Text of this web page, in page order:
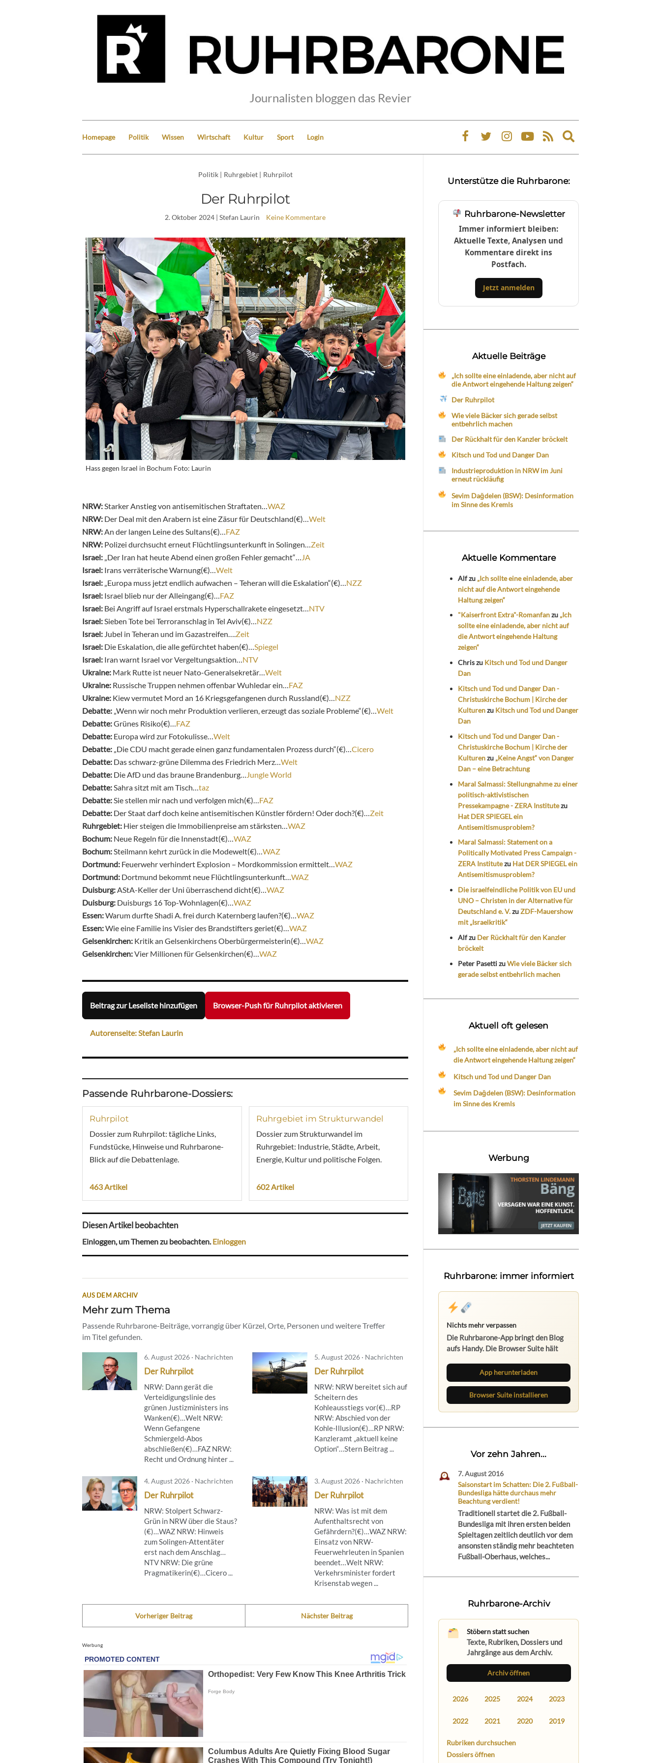
Journalisten bloggen das Revier
Homepage Politik Wissen Wirtschaft Kultur Sport Login
Expand
search
Politik | Ruhrgebiet | Ruhrpilot
Der Ruhrpilot
2. Oktober 2024 | Stefan Laurin Keine Kommentare
Hass gegen Israel in Bochum Foto: Laurin
NRW: Starker Anstieg von antisemitischen Straftaten… WAZ
NRW: Der Deal mit den Arabern ist eine Zäsur für Deutschland(€)… Welt
NRW: An der langen Leine des Sultans(€)… FAZ
NRW: Polizei durchsucht erneut Flüchtlingsunterkunft in Solingen… Zeit
Israel: „Der Iran hat heute Abend einen großen Fehler gemacht“…
JA
Israel: Irans verräterische Warnung(€)… Welt
Israel: „Europa muss jetzt endlich aufwachen – Teheran will die Eskalation“(€)… NZZ
Israel: Israel blieb nur der Alleingang(€)… FAZ
Israel: Bei Angriff auf Israel erstmals Hyperschallrakete eingesetzt… NTV
Israel: Sieben Tote bei Terroranschlag in Tel Aviv(€)… NZZ
Israel: Jubel in Teheran und im Gazastreifen…. Zeit
Israel: Die Eskalation, die alle gefürchtet haben(€)… Spiegel
Israel: Iran warnt Israel vor Vergeltungsaktion… NTV
Ukraine: Mark Rutte ist neuer Nato-Generalsekretär… Welt
Ukraine: Russische Truppen nehmen offenbar Wuhledar ein… FAZ
Ukraine: Kiew vermutet Mord an 16 Kriegsgefangenen durch Russland(€)… NZZ
Debatte: „Wenn wir noch mehr Produktion verlieren, erzeugt das soziale Probleme“(€)… Welt
Debatte:Grünes Risiko(€)… FAZ
Debatte: Europa wird zur Fotokulisse… Welt
Debatte: „Die CDU macht gerade einen ganz fundamentalen Prozess durch“(€)… Cicero
Debatte: Das schwarz-grüne Dilemma des Friedrich Merz… Welt
Debatte: Die AfD und das braune Brandenburg…
Jungle World
Debatte: Sahra sitzt mit am Tisch… taz
Debatte: Sie stellen mir nach und verfolgen mich(€)… FAZ
Debatte: Der Staat darf doch keine antisemitischen Künstler fördern! Oder doch?(€)… Zeit
Ruhrgebiet: Hier steigen die Immobilienpreise am stärksten… WAZ
Bochum: Neue Regeln für die Innenstadt(€)… WAZ
Bochum: Steilmann kehrt zurück in die Modewelt(€)… WAZ
Dortmund: Feuerwehr verhindert Explosion – Mordkommission ermittelt… WAZ
Dortmund: Dortmund bekommt neue Flüchtlingsunterkunft… WAZ
Duisburg: AStA-Keller der Uni überraschend dicht(€)… WAZ
Duisburg: Duisburgs 16 Top-Wohnlagen(€)… WAZ
Essen:Warum durfte Shadi A. frei durch Katernberg laufen?(€)… WAZ
Essen:Wie eine Familie ins Visier des Brandstifters geriet(€)… WAZ
Gelsenkirchen: Kritik an Gelsenkirchens Oberbürgermeisterin(€)… WAZ
Gelsenkirchen:Vier Millionen für Gelsenkirchen(€)… WAZ
Beitrag zur Leseliste hinzufügen Browser-Push für Ruhrpilot aktivieren
Autorenseite: Stefan Laurin
Passende Ruhrbarone-Dossiers:
Ruhrpilot
Dossier zum Ruhrpilot: tägliche Links,
Fundstücke, Hinweise und Ruhrbarone-
Blick auf die Debattenlage.
463 Artikel
Ruhrgebiet im Strukturwandel
Dossier zum Strukturwandel im
Ruhrgebiet: Industrie, Städte, Arbeit,
Energie, Kultur und politische Folgen.
602 Artikel
Diesen Artikel beobachten
Einloggen, um Themen zu beobachten.Einloggen
AUS DEM ARCHIV
Mehr zum Thema
Passende Ruhrbarone-Beiträge, vorrangig über Kürzel, Orte, Personen und weitere Treffer
im Titel gefunden.
6. August 2026 · Nachrichten
Der Ruhrpilot
NRW: Dann gerät die
Verteidigungslinie des
grünen Justizministers ins
Wanken(€)…Welt NRW:
Wenn Gefangene
Schmiergeld-Abos
abschließen(€)…FAZ NRW:
Recht und Ordnung hinter ...
5. August 2026 · Nachrichten
Der Ruhrpilot
NRW: NRW bereitet sich auf
Scheitern des
Kohleausstiegs vor(€)…RP
NRW: Abschied von der
Kohle-Illusion(€)…RP NRW:
Kanzleramt „aktuell keine
Option“…Stern Beitrag ...
4. August 2026 · Nachrichten
Der Ruhrpilot
NRW: Stolpert Schwarz-
Grün in NRW über die Staus?
(€)…WAZ NRW: Hinweis
zum Solingen-Attentäter
erst nach dem Anschlag…
NTV NRW: Die grüne
Pragmatikerin(€)…Cicero ...
3. August 2026 · Nachrichten
Der Ruhrpilot
NRW: Was ist mit dem
Aufenthaltsrecht von
Gefährdern?(€)…WAZ NRW:
Einsatz von NRW-
Feuerwehrleuten in Spanien
beendet…Welt NRW:
Verkehrsminister fordert
Krisenstab wegen ...
Vorheriger Beitrag Nächster Beitrag
Werbung
Unterstütze die Ruhrbarone:
Ruhrbarone-Newsletter
Immer informiert bleiben:
Aktuelle Texte, Analysen und
Kommentare direkt ins
Postfach.
Jetzt anmelden
Aktuelle Beiträge
„Ich sollte eine einladende, aber nicht auf
die Antwort eingehende Haltung zeigen“
Der Ruhrpilot
Wie viele Bäcker sich gerade selbst
entbehrlich machen
Der Rückhalt für den Kanzler bröckelt
Kitsch und Tod und Danger Dan
Industrieproduktion in NRW im Juni
erneut rückläufig
Sevim Dağdelen (BSW): Desinformation
im Sinne des Kremls
Aktuelle Kommentare
Alfzu „Ich sollte eine einladende, aber
nicht auf die Antwort eingehende
Haltung zeigen“
"Kaiserfront Extra"-Romanfanzu „Ich
sollte eine einladende, aber nicht auf
die Antwort eingehende Haltung
zeigen“
Chriszu Kitsch und Tod und Danger
Dan
Kitsch und Tod und Danger Dan -
Christuskirche Bochum | Kirche der
Kulturenzu Kitsch und Tod und Danger
Dan
Kitsch und Tod und Danger Dan -
Christuskirche Bochum | Kirche der
Kulturenzu „Keine Angst“ von Danger
Dan – eine Betrachtung
Maral Salmassi: Stellungnahme zu einer
politisch-aktivistischen
Pressekampagne - ZERA Institutezu
Hat DER SPIEGEL ein
Antisemitismusproblem?
Maral Salmassi: Statement on a
Politically Motivated Press Campaign -
ZERA Institutezu Hat DER SPIEGEL ein
Antisemitismusproblem?
Die israelfeindliche Politik von EU und
UNO – Christen in der Alternative für
Deutschland e. V.zuZDF-Mauershow
mit „Israelkritik“
Alfzu Der Rückhalt für den Kanzler
bröckelt
Peter PasettizuWie viele Bäcker sich
gerade selbst entbehrlich machen
Aktuell oft gelesen
„Ich sollte eine einladende, aber nicht auf
die Antwort eingehende Haltung zeigen“
Kitsch und Tod und Danger Dan
Sevim Dağdelen (BSW): Desinformation
im Sinne des Kremls
Werbung
Ruhrbarone: immer informiert
App herunterladen
Browser Suite installieren
Vor zehn Jahren...
7. August 2016
Saisonstart im Schatten: Die 2. Fußball-
Bundesliga hätte durchaus mehr
Beachtung verdient!
Traditionell startet die 2. Fußball-
Bundesliga mit ihren ersten beiden
Spieltagen zeitlich deutlich vor dem
ansonsten ständig mehr beachteten
Fußball-Oberhaus, welches...
Ruhrbarone-Archiv
Stöbern statt suchen
Texte, Rubriken, Dossiers und
Jahrgänge aus dem Archiv.
Archiv öffnen
2026 2025 2024 2023
2022 2021 2020 2019
Rubriken durchsuchen
Dossiers öffnen